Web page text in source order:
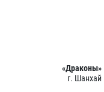
«Драконы»
г. Шанхай